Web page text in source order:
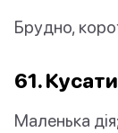
Брудно,
61. Кусати
Маленька